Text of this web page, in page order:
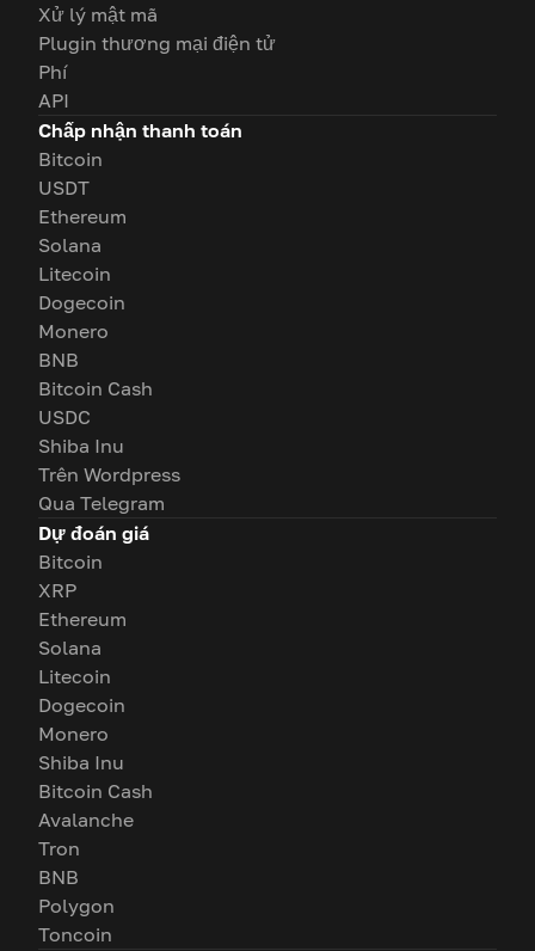
Xử lý mật mã
Plugin thương mại điện tử
Phí
API
Chấp nhận thanh toán
Bitcoin
USDT
Ethereum
Solana
Litecoin
Dogecoin
Monero
BNB
Bitcoin Cash
USDC
Shiba Inu
Trên Wordpress
Qua Telegram
Dự đoán giá
Bitcoin
XRP
Ethereum
Solana
Litecoin
Dogecoin
Monero
Shiba Inu
Bitcoin Cash
Avalanche
Tron
BNB
Polygon
Toncoin